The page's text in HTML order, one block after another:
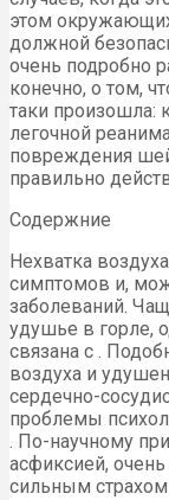
этом
должной
очень подробно
конечно, о том,
таки произошла:
легочной
повреждения
правильно
Содержние
Нехватка
симптомов и,
заболеваний.
удушье в горле,
связана с .
воздуха и
сердечно-
проблемы
. По-научному
асфиксией,
сильным